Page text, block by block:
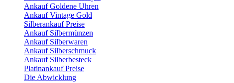
Ankauf Goldene Uhren
Ankauf Vintage Gold
Silberankauf Preise
Ankauf Silbermünzen
Ankauf Silberwaren
Ankauf Silberschmuck
Ankauf Silberbesteck
Platinankauf Preise
Die Abwicklung